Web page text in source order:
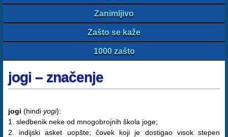
Zanimljivo
Zašto se kaže
1000 zašto
jogi – značenje
jogi (hindi yogi):
1. sledbenik neke od mnogobrojnih škola joge;
2. indijski asket uopšte; čovek koji je dostigao visok stepen